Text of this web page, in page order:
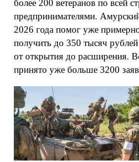
более 200 ветеранов по всей
предпринимателями.
2026 года помог уже
получить до 350 тысяч
от открытия до расширения.
принято уже больше 3200